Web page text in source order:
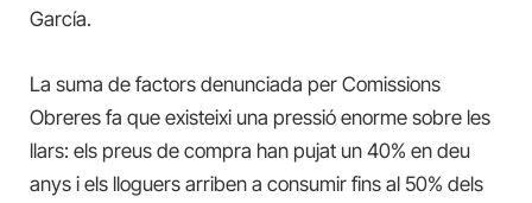
García.
La suma de factors denunciada per Comissions
Obreres fa que existeixi una pressió enorme sobre les
llars: els preus de compra han pujat un 40% en deu
anys i els lloguers arriben a consumir fins al 50% dels